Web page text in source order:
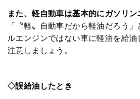
また、軽自動車は基本的にガソリン
「〝軽〟自動車だから軽油だろう
ルエンジンではない車に軽油を給油
注意しましょう。
◇誤給油したとき